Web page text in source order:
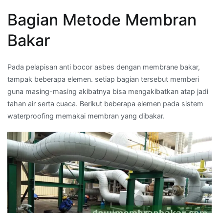
Bagian Metode Membran
Bakar
Pada pelapisan anti bocor asbes dengan membrane bakar,
tampak beberapa elemen. setiap bagian tersebut memberi
guna masing-masing akibatnya bisa mengakibatkan atap jadi
tahan air serta cuaca. Berikut beberapa elemen pada sistem
waterproofing memakai membran yang dibakar.